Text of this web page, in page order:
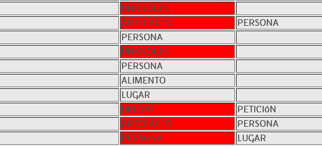
UNKNOWN
ARTEFACTO
PERSONA
PERSONA
UNKNOWN
PERSONA
ALIMENTO
LUGAR
DINERO
PETICIóN
ARTEFACTO
PERSONA
PERSONA
LUGAR